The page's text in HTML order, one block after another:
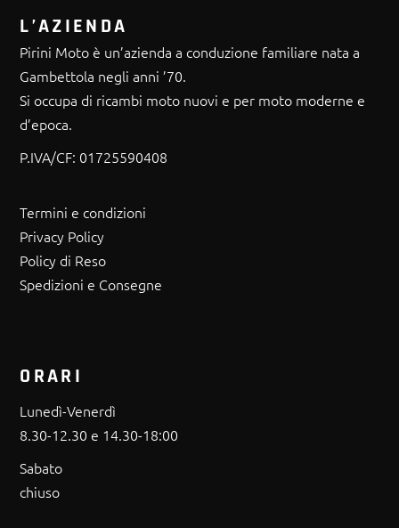
L’AZIENDA
Pirini Moto è un’azienda a conduzione familiare nata a
Gambettola negli anni ’70.
Si occupa di ricambi moto nuovi e per moto moderne e
d’epoca.
P.IVA/CF: 01725590408
Termini e condizioni
Privacy Policy
Policy di Reso
Spedizioni e Consegne
ORARI
Lunedì-Venerdì
8.30-12.30 e 14.30-18:00
Sabato
chiuso